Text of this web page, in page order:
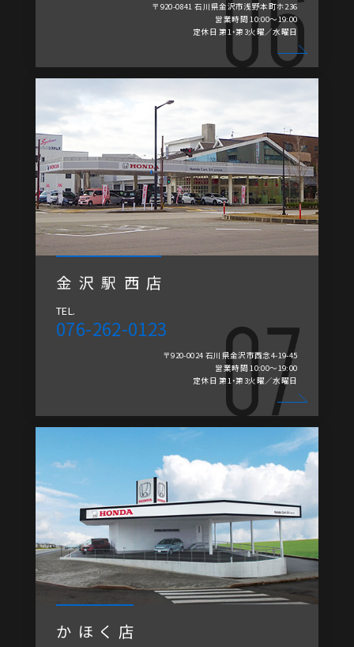
〒920-0841 石川県金沢市浅野本町ホ236
営業時間 10:00～19:00
定休日 第1・第3火曜／水曜日
金沢駅西店
TEL.
076-262-0123
〒920-0024 石川県金沢市西念4-19-45
営業時間 10:00～19:00
定休日 第1・第3火曜／水曜日
かほく店